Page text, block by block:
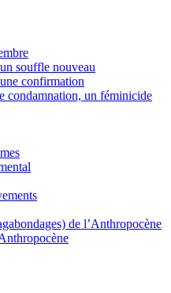
souffle nouveau
confirmation
condamnation, un féminicide
de l’Anthropocène